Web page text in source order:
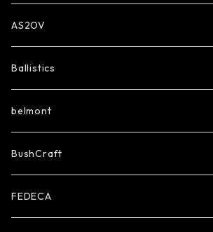
AS2OV
Ballistics
belmont
BushCraft
FEDECA